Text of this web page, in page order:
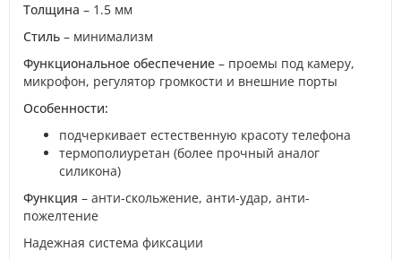
Толщина – 1.5 мм
Стиль – минимализм
Функциональное обеспечение – проемы под камеру,
микрофон, регулятор громкости и внешние порты
Особенности:
подчеркивает естественную красоту телефона
термополиуретан (более прочный аналог
силикона)
Функция – анти-скольжение, анти-удар, анти-
пожелтение
Надежная система фиксации